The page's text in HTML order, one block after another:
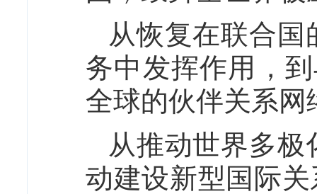
从恢复在联合
务中发挥作用，
全球的伙伴关系网
从推动世界多
动建设新型国际